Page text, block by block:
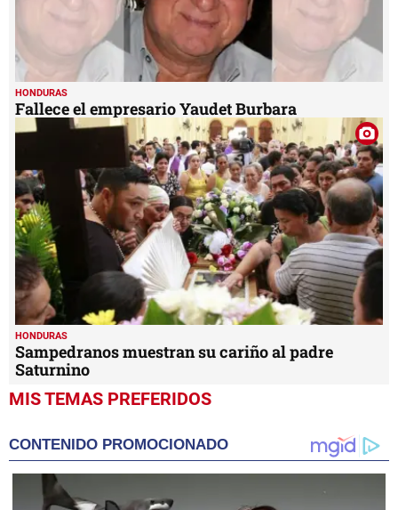
HONDURAS
Fallece el empresario Yaudet Burbara
HONDURAS
Sampedranos muestran su cariño al padre
Saturnino
MIS TEMAS PREFERIDOS
CONTENIDO PROMOCIONADO